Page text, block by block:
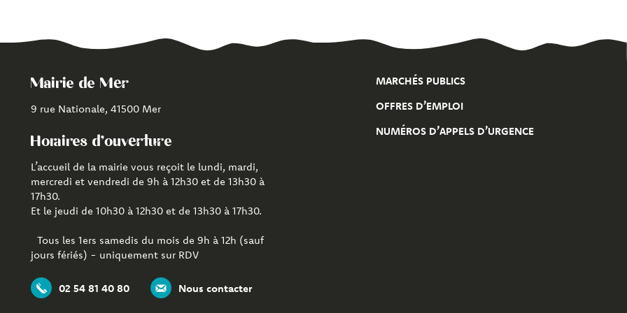
Mairie de Mer
9 rue Nationale, 41500 Mer
Horaires d'ouverture
L’accueil de la mairie vous reçoit le lundi, mardi,
mercredi et vendredi de 9h à 12h30 et de 13h30 à
17h30.
Et le jeudi de 10h30 à 12h30 et de 13h30 à 17h30.
Tous les 1ers samedis du mois de 9h à 12h (sauf
jours fériés) - uniquement sur RDV
02 54 81 40 80 Nous contacter
MARCHÉS PUBLICS
OFFRES D’EMPLOI
NUMÉROS D’APPELS D’URGENCE